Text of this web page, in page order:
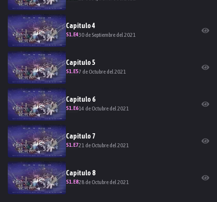
Capitulo4
S1.E430 de Septiembre del 2021
Capitulo5
S1.E57 de Octubre del 2021
Capitulo 6
S1.E614 de Octubre del 2021
Capitulo 7
S1.E721 de Octubre del 2021
Capitulo 8
S1.E828 de Octubre del 2021